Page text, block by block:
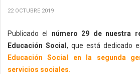
22 OCTUBRE 2019
Publicado el número 29 de nuestra
Educación Social , que está dedicado
Educación Social en la segunda
servicios sociales.